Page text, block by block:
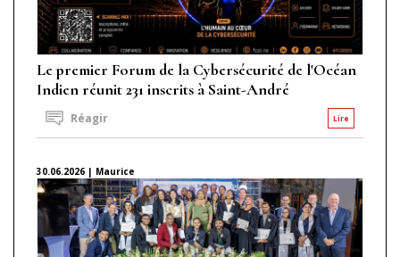
Le premier Forum de la Cybersécurité de l'Océan
Indien réunit 231 inscrits à Saint-André
Lire
Réagir
30.06.2026 | Maurice